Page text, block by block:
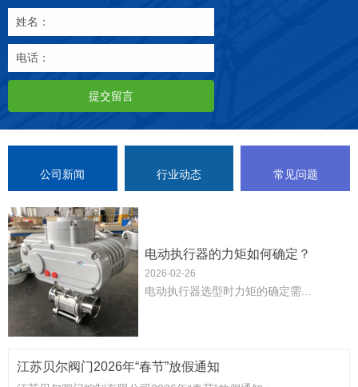
姓名：
电话：
提交留言
公司新闻 行业动态 常见问题
电动执行器的力矩如何确定？
2026-02-26
‌电动执行器选型时力矩的确定需...
江苏贝尔阀门2026年“春节”放假通知